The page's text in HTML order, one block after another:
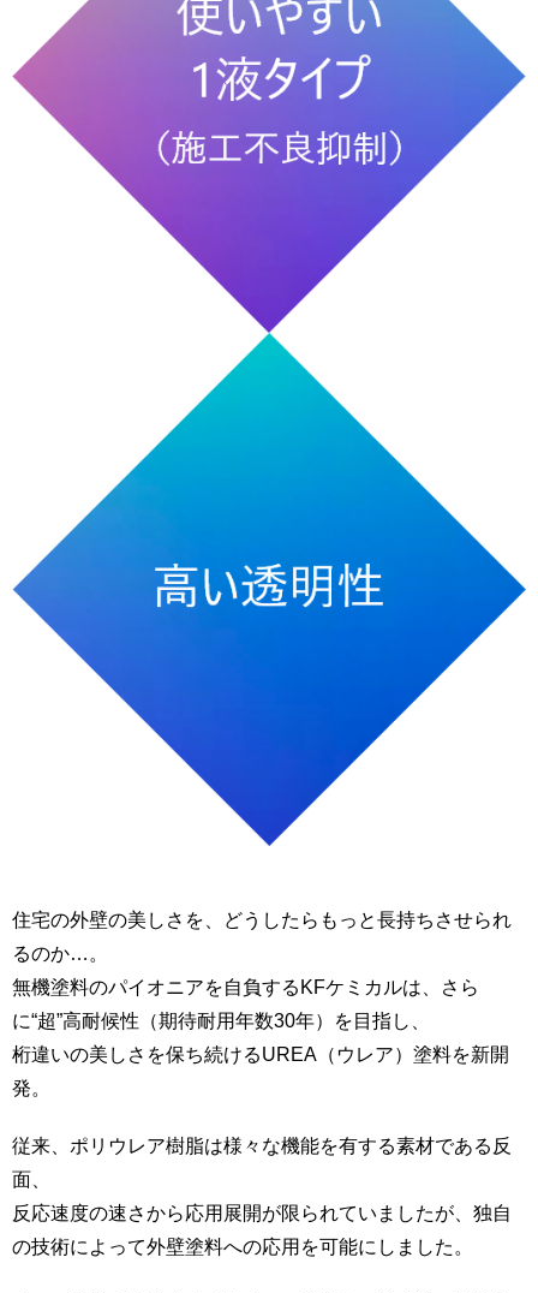
住宅の外壁の美しさを、どうしたらもっと長持ちさせられ
るのか…。
無機塗料のパイオニアを自負するKFケミカルは、さら
に“超”高耐候性（期待耐用年数30年）を目指し、
桁違いの美しさを保ち続けるUREA（ウレア）塗料を新開
発。
従来、ポリウレア樹脂は様々な機能を有する素材である反
面、
反応速度の速さから応用展開が限られていましたが、独自
の技術によって外壁塗料への応用を可能にしました。